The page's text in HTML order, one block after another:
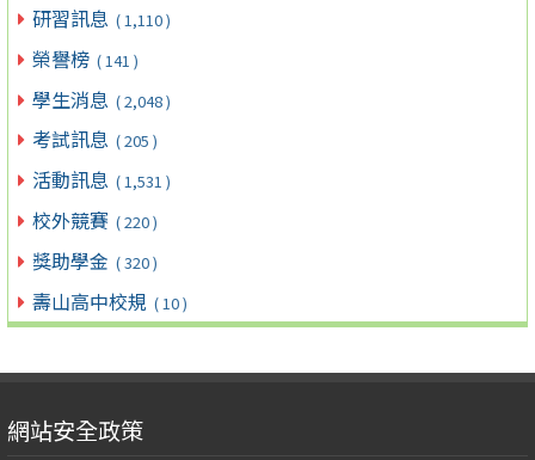
研習訊息 ( 1,110 )
榮譽榜 ( 141 )
學生消息 ( 2,048 )
考試訊息 ( 205 )
活動訊息 ( 1,531 )
校外競賽 ( 220 )
獎助學金 ( 320 )
壽山高中校規 ( 10 )
網站安全政策